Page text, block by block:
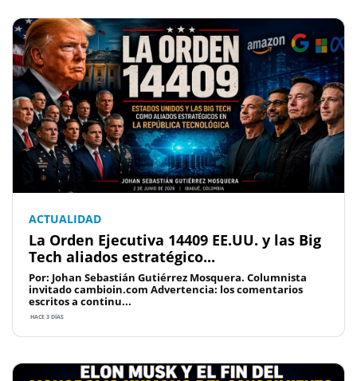
ACTUALIDAD
La Orden Ejecutiva 14409 EE.UU. y las Big
Tech aliados estratégico...
Por: Johan Sebastián Gutiérrez Mosquera. Columnista
invitado cambioin.com Advertencia: los comentarios
escritos a continu...
HACE 3 DÍAS